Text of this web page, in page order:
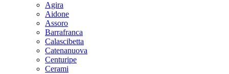
Agira
Aidone
Assoro
Barrafranca
Calascibetta
Catenanuova
Centuripe
Cerami